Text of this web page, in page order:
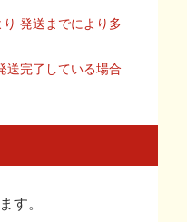
発送までにより多
送完了している場合
す。